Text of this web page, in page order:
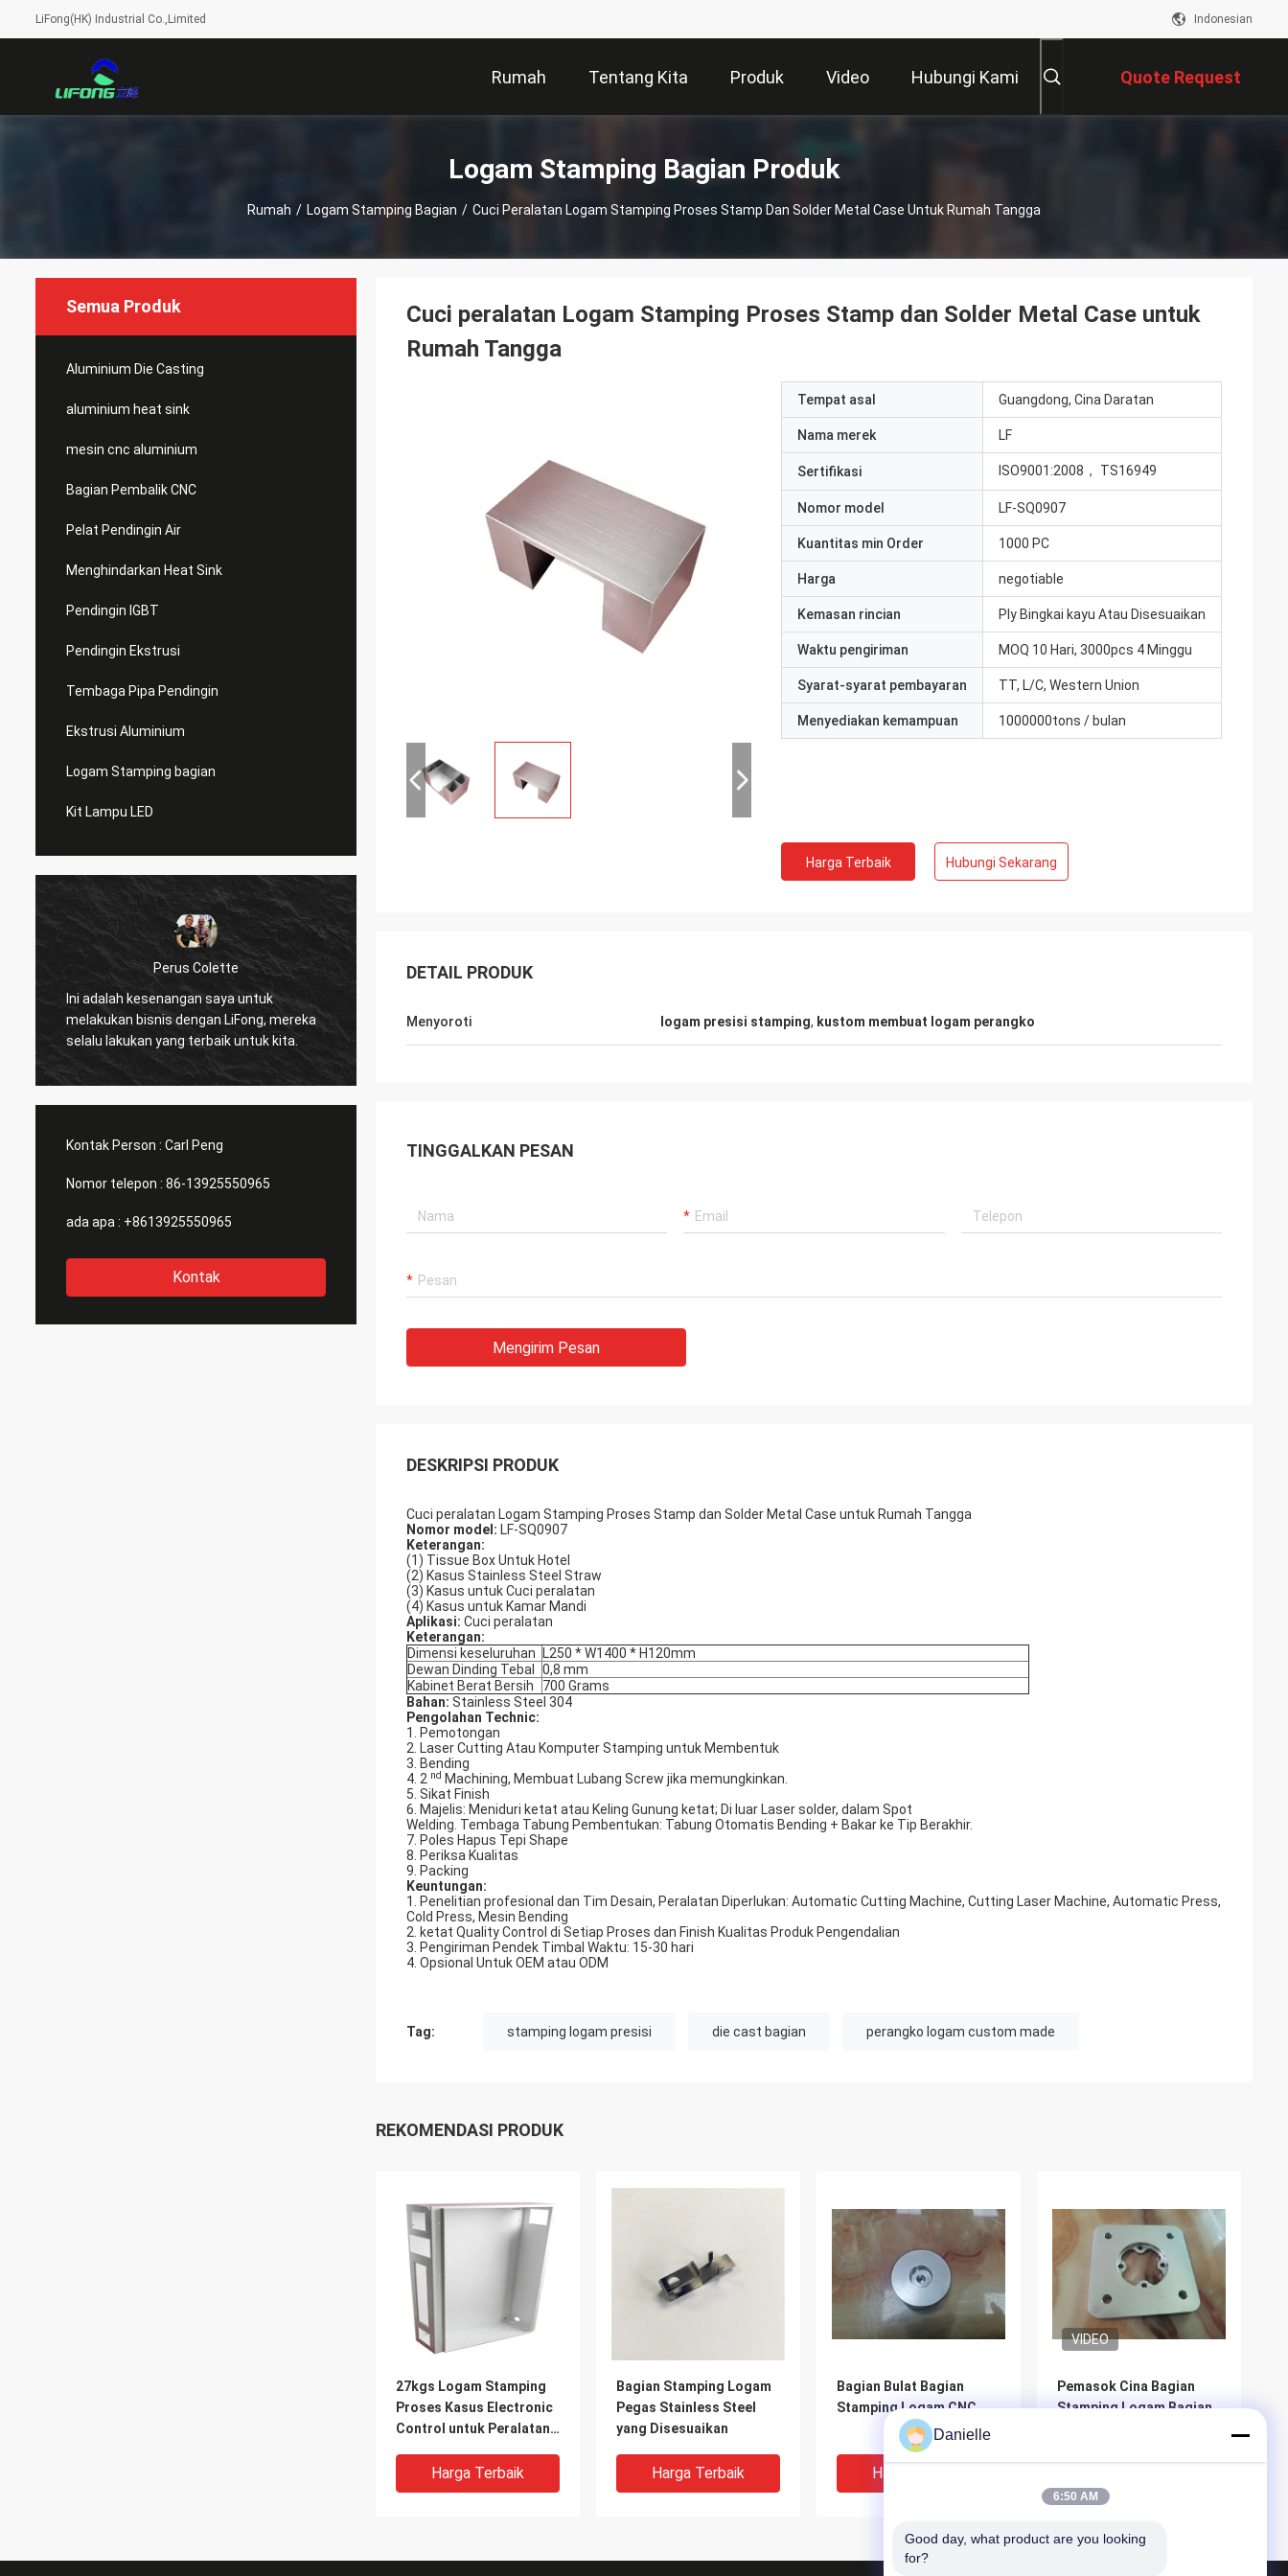
LiFong(HK) Industrial Co.,Limited Indonesian
Rumah Tentang Kita Produk Video Hubungi Kami Quote Request
Logam Stamping Bagian Produk
Rumah / Logam Stamping Bagian / Cuci Peralatan Logam Stamping Proses Stamp Dan Solder Metal Case Untuk Rumah Tangga
Semua Produk
Aluminium Die Casting
aluminium heat sink
mesin cnc aluminium
Bagian Pembalik CNC
Pelat Pendingin Air
Menghindarkan Heat Sink
Pendingin IGBT
Pendingin Ekstrusi
Tembaga Pipa Pendingin
Ekstrusi Aluminium
Logam Stamping bagian
Kit Lampu LED
Perus Colette
Ini adalah kesenangan saya untuk
melakukan bisnis dengan LiFong, mereka
selalu lakukan yang terbaik untuk kita.
benar mengambil minat kami
mempertimbangkan.
dengan Anda.
inginkan di Cina
Kontak Person : Carl Peng
Nomor telepon : 86-13925550965
ada apa : +8613925550965
Kontak
Cuci peralatan Logam Stamping Proses Stamp dan Solder Metal Case untuk
Rumah Tangga
Tempat asal Guangdong, Cina Daratan
Nama merek LF
Sertifikasi ISO9001:2008， TS16949
Nomor model LF-SQ0907
Kuantitas min Order 1000 PC
Harga negotiable
Kemasan rincian Ply Bingkai kayu Atau Disesuaikan
Waktu pengiriman MOQ 10 Hari, 3000pcs 4 Minggu
Syarat-syarat pembayaran TT, L/C, Western Union
Menyediakan kemampuan 1000000tons / bulan
Harga Terbaik Hubungi Sekarang
DETAIL PRODUK
Menyoroti logam presisi stamping, kustom membuat logam perangko
TINGGALKAN PESAN
Mengirim Pesan
DESKRIPSI PRODUK
Cuci peralatan Logam Stamping Proses Stamp dan Solder Metal Case untuk Rumah Tangga
Nomor model: LF-SQ0907
Keterangan:
(1) Tissue Box Untuk Hotel
(2) Kasus Stainless Steel Straw
(3) Kasus untuk Cuci peralatan
(4) Kasus untuk Kamar Mandi
Aplikasi: Cuci peralatan
Keterangan:
Dimensi keseluruhan
L250 * W1400 * H120mm
Dewan Dinding Tebal
0,8 mm
Kabinet Berat Bersih
700 Grams
Bahan: Stainless Steel 304
Pengolahan Technic:
1. Pemotongan
2. Laser Cutting Atau Komputer Stamping untuk Membentuk
3. Bending
4. 2 nd Machining, Membuat Lubang Screw jika memungkinkan.
5. Sikat Finish
6. Majelis: Meniduri ketat atau Keling Gunung ketat; Di luar Laser solder, dalam Spot
Welding. Tembaga Tabung Pembentukan: Tabung Otomatis Bending + Bakar ke Tip Berakhir.
7. Poles Hapus Tepi Shape
8. Periksa Kualitas
9. Packing
Keuntungan:
1. Penelitian profesional dan Tim Desain, Peralatan Diperlukan: Automatic Cutting Machine, Cutting Laser Machine, Automatic Press,
Cold Press, Mesin Bending
2. ketat Quality Control di Setiap Proses dan Finish Kualitas Produk Pengendalian
3. Pengiriman Pendek Timbal Waktu: 15-30 hari
4. Opsional Untuk OEM atau ODM
Tag: stamping logam presisi die cast bagian perangko logam custom made
REKOMENDASI PRODUK
27kgs Logam Stamping
Proses Kasus Electronic
Control untuk Peralatan
Harga Terbaik
Bagian Stamping Logam
Pegas Stainless Steel
yang Disesuaikan
Harga Terbaik
Bagian Bulat Bagian
Stamping Logam CNC
Harga Terbaik
VIDEO
Pemasok Cina Bagian
Stamping Logam Bagian
Danielle
6:50 AM
Good day, what product are you looking
for?